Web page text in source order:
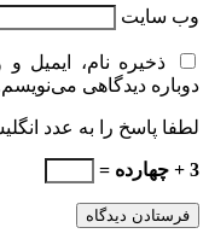
وب‌ سایت
ذخیره نام، ایمیل
دوباره دیدگاهی
لطفا پاسخ را به عدد
3 + چهارده =